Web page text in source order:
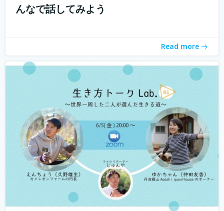
んなで話してみよう
Read more
若年人口の減少に直面する地域では学校の統廃合が相次
ぎ、廃校が増加しています。 その中で、丹波市でカフェ・
ベーカリーを営む市島製パン研究所のオーナー 三澤さん
が現在進行中で丹波市青垣町にある旧遠坂小学校を廃校利
活用させ、地域活性させるプロジェ...
続きを読む